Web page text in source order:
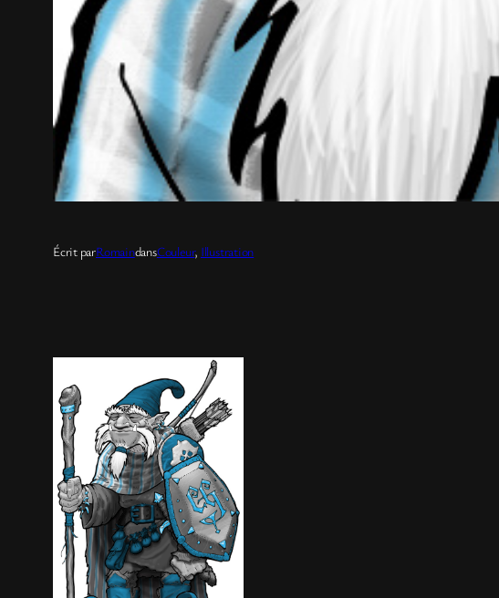
Écrit parRomaindansCouleur, Illustration